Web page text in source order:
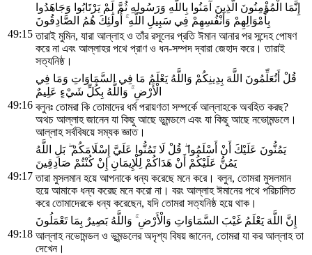
49:15
إِنَّمَا الْمُؤْمِنُونَ الَّذِينَ آمَنُوا بِاللَّهِ وَرَسُولِهِ ثُمَّ لَمْ يَرْتَابُوا وَجَاهَدُوا
بِأَمْوَالِهِمْ وَأَنْفُسِهِمْ فِي سَبِيلِ اللَّهِ ۚ أُولَٰئِكَ هُمُ الصَّادِقُونَ
তারাই মুমিন, যারা আল্লাহ ও তাঁর রসূলের প্রতি ঈমান আনার পর সন্দেহ পোষণ
করে না এবং আল্লাহর পথে প্রাণ ও ধন-সম্পদ দ্বারা জেহাদ করে। তারাই
সত্যনিষ্ঠ।
49:16
قُلْ أَتُعَلِّمُونَ اللَّهَ بِدِينِكُمْ وَاللَّهُ يَعْلَمُ مَا فِي السَّمَاوَاتِ وَمَا فِي
الْأَرْضِ ۚ وَاللَّهُ بِكُلِّ شَيْءٍ عَلِيمٌ
বলুনঃ তোমরা কি তোমাদের ধর্ম পরায়ণতা সম্পর্কে আল্লাহকে অবহিত করছ?
অথচ আল্লাহ জানেন যা কিছু আছে ভূমন্ডলে এবং যা কিছু আছে নভোমন্ডলে।
আল্লাহ সর্ববিষয়ে সম্যক জ্ঞাত।
49:17
يَمُنُّونَ عَلَيْكَ أَنْ أَسْلَمُوا ۖ قُلْ لَا تَمُنُّوا عَلَيَّ إِسْلَامَكُمْ ۖ بَلِ اللَّهُ
يَمُنُّ عَلَيْكُمْ أَنْ هَدَاكُمْ لِلْإِيمَانِ إِنْ كُنْتُمْ صَادِقِينَ
তারা মুসলমান হয়ে আপনাকে ধন্য করেছে মনে করে। বলুন, তোমরা মুসলমান
হয়ে আমাকে ধন্য করেছ মনে করো না। বরং আল্লাহ ঈমানের পথে পরিচালিত
করে তোমাদেরকে ধন্য করেছেন, যদি তোমরা সত্যনিষ্ঠ হয়ে থাক।
49:18
إِنَّ اللَّهَ يَعْلَمُ غَيْبَ السَّمَاوَاتِ وَالْأَرْضِ ۚ وَاللَّهُ بَصِيرٌ بِمَا تَعْمَلُونَ
আল্লাহ নভোমন্ডল ও ভূমন্ডলের অদৃশ্য বিষয় জানেন, তোমরা যা কর আল্লাহ তা
দেখেন।